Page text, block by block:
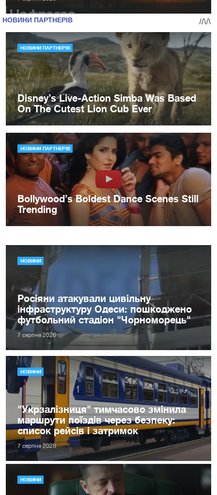
НОВИНИ
Росіяни атакували цивільну
інфраструктуру Одеси: пошкоджено
футбольний стадіон "Чорноморець"
7 серпня 2026
НОВИНИ
"Укрзалізниця" тимчасово змінила
маршрути поїздів через безпеку:
список рейсів і затримок
7 серпня 2026
НОВИНИ